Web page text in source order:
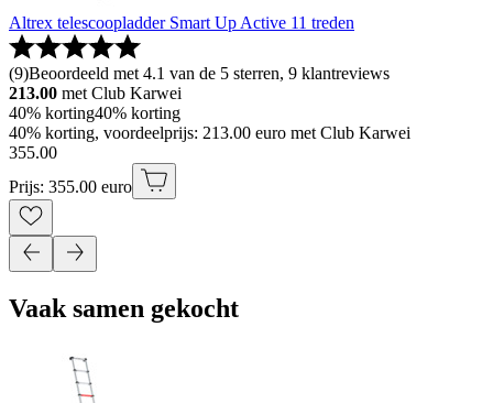
Altrex telescoopladder Smart Up Active 11 treden
(9)Beoordeeld met 4.1 van de 5 sterren, 9 klantreviews
213.00 met Club Karwei
40% korting40% korting
40% korting, voordeelprijs: 213.00 euro met Club Karwei
355.00
Prijs: 355.00 euro
Vaak samen gekocht